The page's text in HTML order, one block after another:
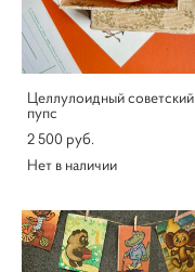
Целлулоидный советский
пупс
2 500 pуб.
Нет в наличии